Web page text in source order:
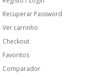
Recuperar Password
Ver carrinho
Checkout
Favoritos
Comparador